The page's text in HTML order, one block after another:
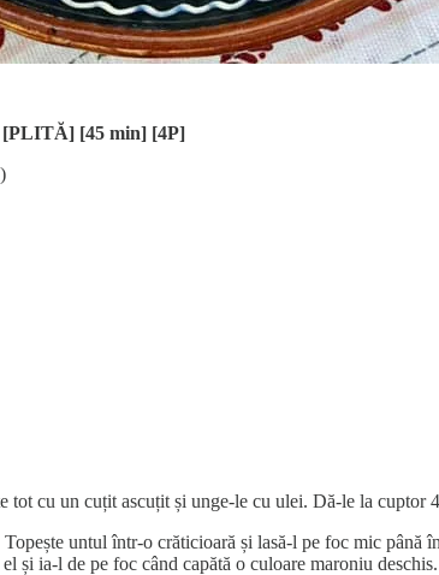
[PLITĂ] [45 min] [4P]
cu un cuțit ascuțit și unge-le cu ulei. Dă-le la cuptor
untul într-o crăticioară și lasă-l pe foc mic până
și ia-l de pe foc când capătă o culoare maroniu